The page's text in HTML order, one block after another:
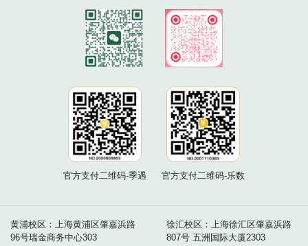
官方支付二维码-季遇 官方支付二维码-乐数
黄浦校区：上海黄浦区肇嘉浜路
96号瑞金商务中心303
徐汇校区：上海徐汇区肇嘉浜路
807号 五洲国际大厦2303